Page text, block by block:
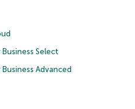
Select
Advanced